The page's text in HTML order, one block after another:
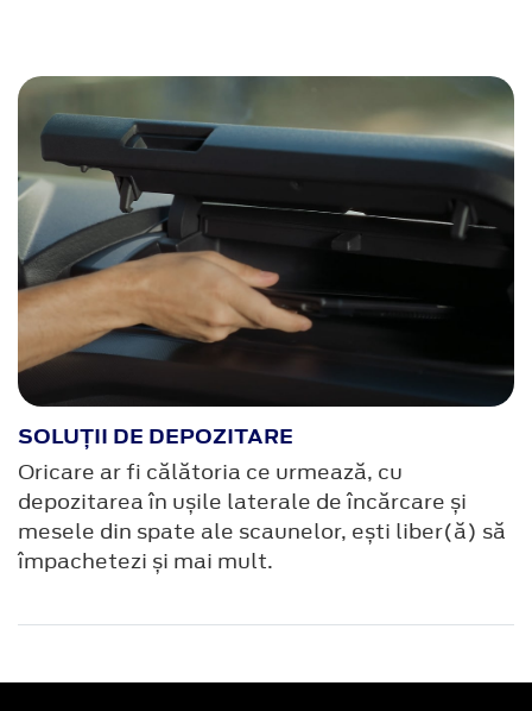
SOLUȚII DE DEPOZITARE
Oricare ar fi călătoria ce urmează, cu
depozitarea în ușile laterale de încărcare și
mesele din spate ale scaunelor, ești liber(ă) să
împachetezi și mai mult.